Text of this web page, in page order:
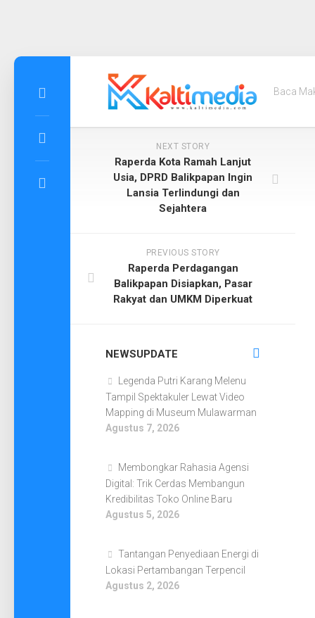
Skip
Baca
NEXT STORY
Raperda Kota Ramah Lanjut
Usia, DPRD Balikpapan Ingin
Lansia Terlindungi dan
Sejahtera
PREVIOUS STORY
Raperda Perdagangan
Balikpapan Disiapkan, Pasar
Rakyat dan UMKM Diperkuat
NEWSUPDATE
Legenda Putri Karang Melenu
Tampil Spektakuler Lewat Video
Mapping di Museum Mulawarman
Agustus 7, 2026
Membongkar Rahasia Agensi
Digital: Trik Cerdas Membangun
Kredibilitas Toko Online Baru
Agustus 5, 2026
Tantangan Penyediaan Energi di
Lokasi Pertambangan Terpencil
Agustus 2, 2026